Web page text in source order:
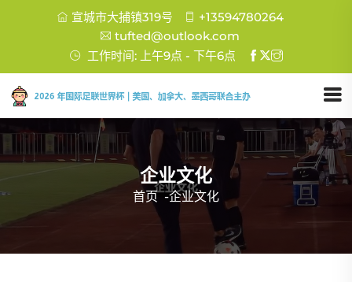
宣城市大捕镇319号
+13594780264
tufted@outlook.com
工作时间: 上午9点 - 下午6点
企业文化
首页 -企业文化